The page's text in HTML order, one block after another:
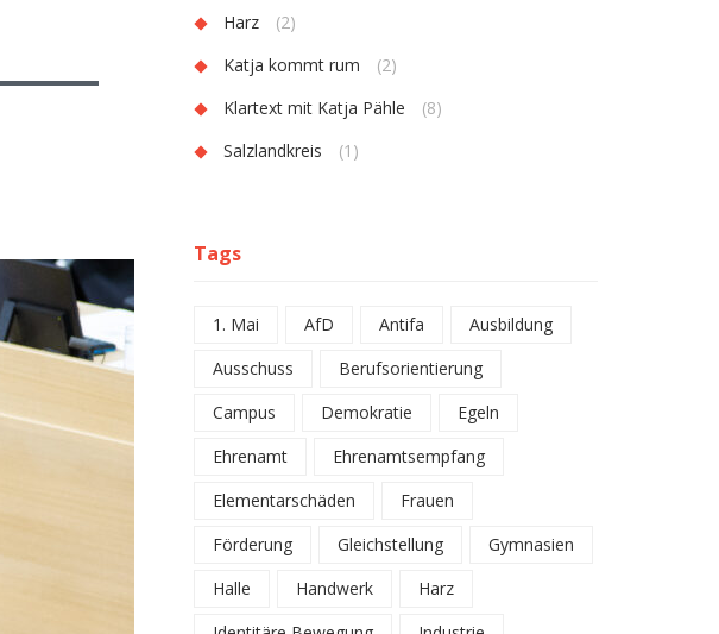
Harz
(2)
Katja kommt rum
(2)
Klartext mit Katja Pähle
(8)
Salzlandkreis
(1)
Tags
1. Mai AfD Antifa
Ausbildung
Ausschuss
Berufsorientierung
Campus
Demokratie
Egeln
Ehrenamt
Ehrenamtsempfang
Elementarschäden
Frauen
Förderung
Gleichstellung
Gymnasien
Halle
Handwerk
Harz